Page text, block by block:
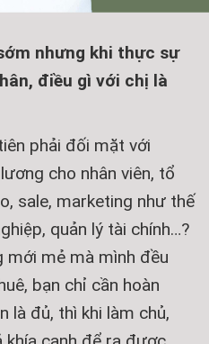
nhưng khi thực sự
điều gì với chị là
phải đối mặt với
cho nhân viên, tổ
sale, marketing như thế
quản lý tài chính…?
mới mẻ mà mình đều
bạn chỉ cần hoàn
là đủ, thì khi làm chủ,